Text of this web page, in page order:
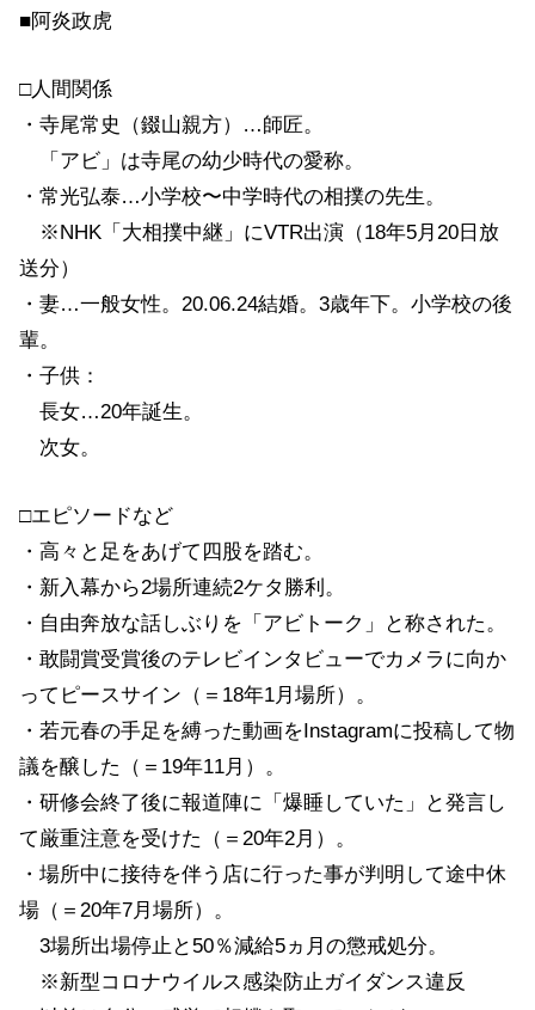
■阿炎政虎
□人間関係
・寺尾常史（錣山親方）…師匠。
「アビ」は寺尾の幼少時代の愛称。
・常光弘泰…小学校〜中学時代の相撲の先生。
※NHK「大相撲中継」にVTR出演（18年5月20日放
送分）
・妻…一般女性。20.06.24結婚。3歳年下。小学校の後
輩。
・子供：
長女…20年誕生。
次女。
□エピソードなど
・高々と足をあげて四股を踏む。
・新入幕から2場所連続2ケタ勝利。
・自由奔放な話しぶりを「アビトーク」と称された。
・敢闘賞受賞後のテレビインタビューでカメラに向か
ってピースサイン（＝18年1月場所）。
・若元春の手足を縛った動画をInstagramに投稿して物
議を醸した（＝19年11月）。
・研修会終了後に報道陣に「爆睡していた」と発言し
て厳重注意を受けた（＝20年2月）。
・場所中に接待を伴う店に行った事が判明して途中休
場（＝20年7月場所）。
3場所出場停止と50％減給5ヵ月の懲戒処分。
※新型コロナウイルス感染防止ガイダンス違反